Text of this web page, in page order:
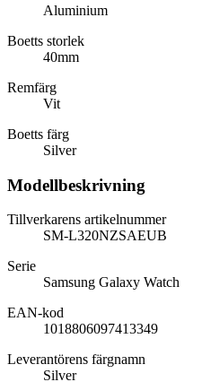
Aluminium
Boetts storlek
40mm
Remfärg
Vit
Boetts färg
Silver
Modellbeskrivning
Tillverkarens artikelnummer
SM-L320NZSAEUB
Serie
Samsung Galaxy Watch
EAN-kod
1018806097413349
Leverantörens färgnamn
Silver